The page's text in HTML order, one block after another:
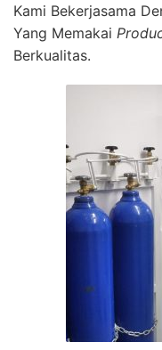
Kami Bekerjasama
Yang Memakai
Berkualitas.